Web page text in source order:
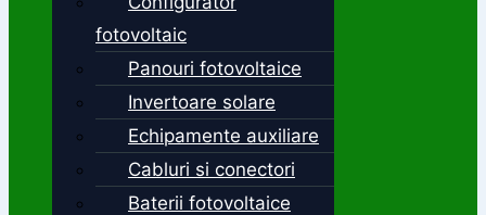
fotovoltaic
Panouri fotovoltaice
Invertoare solare
Echipamente auxiliare
Cabluri si conectori
Baterii fotovoltaice